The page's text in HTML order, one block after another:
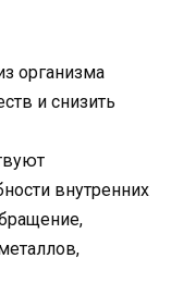
организма
и снизить
внутренних